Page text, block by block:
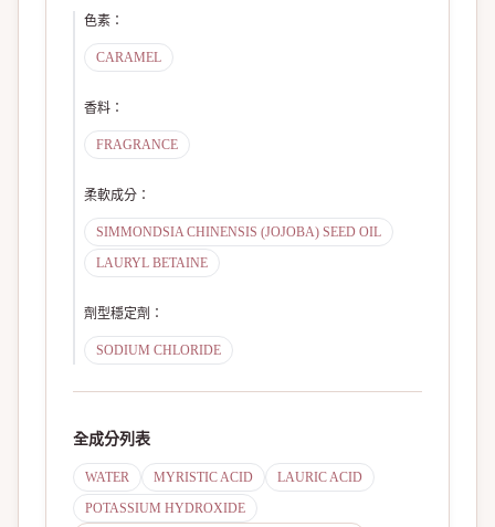
色素 ：
CARAMEL
香料 ：
FRAGRANCE
柔軟成分 ：
SIMMONDSIA CHINENSIS (JOJOBA) SEED OIL
LAURYL BETAINE
劑型穩定劑 ：
SODIUM CHLORIDE
全成分列表
WATER MYRISTIC ACID
LAURIC ACID
POTASSIUM HYDROXIDE